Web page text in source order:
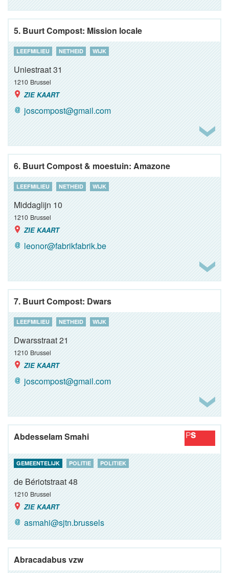
5. Buurt Compost: Mission locale
LEEFMILIEU NETHEID WIJK
Uniestraat 31
1210 Brussel
ZIE KAART
joscompost@gmail.com
6. Buurt Compost & moestuin: Amazone
LEEFMILIEU NETHEID WIJK
Middaglijn 10
1210 Brussel
ZIE KAART
leonor@fabrikfabrik.be
7. Buurt Compost: Dwars
LEEFMILIEU NETHEID WIJK
Dwarsstraat 21
1210 Brussel
ZIE KAART
joscompost@gmail.com
Abdesselam Smahi
GEMEENTELIJK POLITIE POLITIEK
de Bériotstraat 48
1210 Brussel
ZIE KAART
asmahi@sjtn.brussels
Abracadabus vzw